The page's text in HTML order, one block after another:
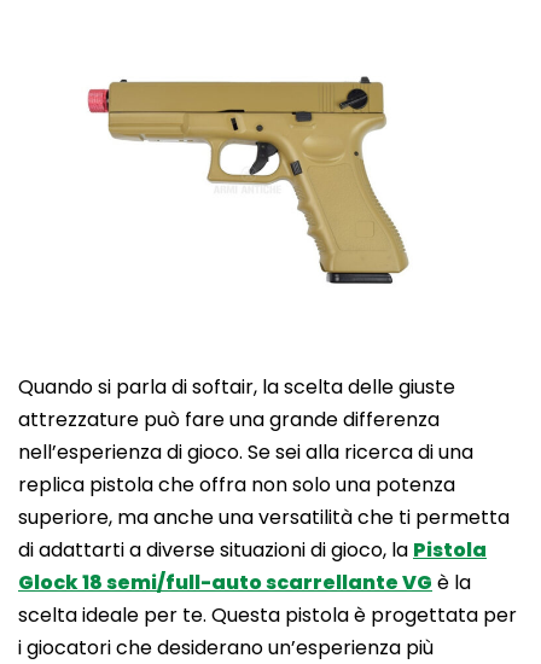
Quando si parla di softair, la scelta delle giuste
attrezzature può fare una grande differenza
nell’esperienza di gioco. Se sei alla ricerca di una
replica pistola che offra non solo una potenza
superiore, ma anche una versatilità che ti permetta
di adattarti a diverse situazioni di gioco, la Pistola
Glock 18 semi/full-auto scarrellante VG è la
scelta ideale per te. Questa pistola è progettata per
i giocatori che desiderano un’esperienza più